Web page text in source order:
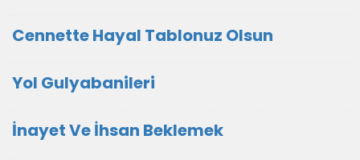
Cennette Hayal Tablonuz Olsun
Yol Gulyabanileri
İnayet Ve İhsan Beklemek